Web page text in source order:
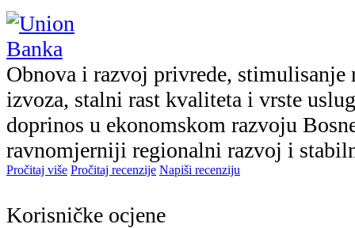
Obnova i razvoj privrede,
izvoza, stalni rast kvaliteta i vrste
doprinos u ekonomskom razvoju
ravnomjerniji regionalni razvoj i
Pročitaj više Pročitaj recenzije Napiši recenziju
Korisničke ocjene